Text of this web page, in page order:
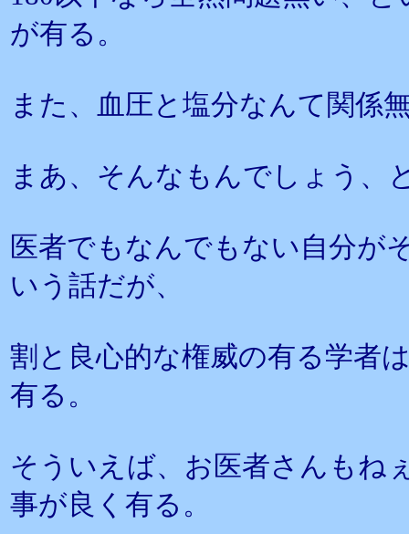
が有る。
また、血圧と塩分なんて関係
まあ、そんなもんでしょう、
医者でもなんでもない自分が
いう話だが、
割と良心的な権威の有る学者
有る。
そういえば、お医者さんもね
事が良く有る。